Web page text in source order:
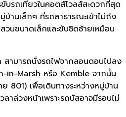
บรถเที่ยวในคอตส์โวลส์สะดวกที่สุด
บ้านเล็กๆ ที่รถสาธารณะเข้าไม่ถึง
วนขนาดเล็กและขับชิดซ้ายเหมือน
สามารถนั่งรถไฟจากลอนดอนไปลง
in-Marsh หรือ Kemble จากนั้น
801) เพื่อเดินทางระหว่างหมู่บ้าน
ลาล่วงหน้าเพราะรถบัสอาจมีรอบไม่